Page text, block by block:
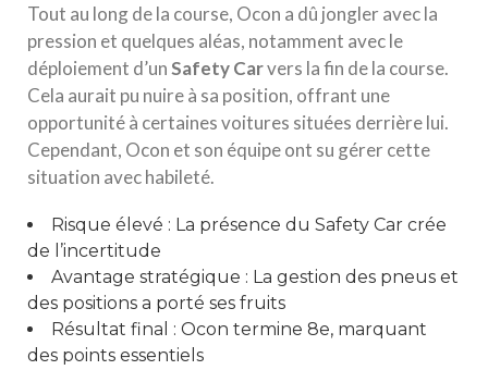
Tout au long de la course, Ocon a dû jongler avec la
pression et quelques aléas, notamment avec le
déploiement d’unSafetyCarvers la fin de la course.
Cela aurait pu nuire à sa position, offrant une
opportunité à certaines voitures situées derrière lui.
Cependant, Ocon et son équipe ont su gérer cette
situation avec habileté.
Risque élevé : La présence du Safety Car crée
de l’incertitude
Avantage stratégique : La gestion des pneus et
des positions a porté ses fruits
Résultat final : Ocon termine 8e, marquant
des points essentiels